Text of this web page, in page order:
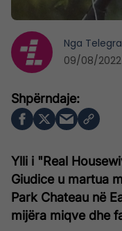
Ylli i "Real
Giudice u martua
Park Chateau në
mijëra miqve dhe
Nga
09/08/2022